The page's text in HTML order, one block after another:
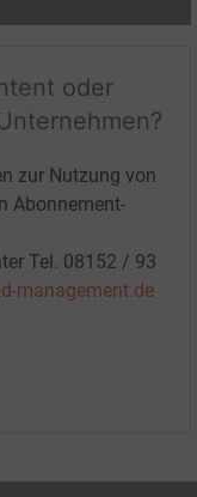
oder
zur Nutzung von
Abonnement-
Tel. 08152 / 93
management.de